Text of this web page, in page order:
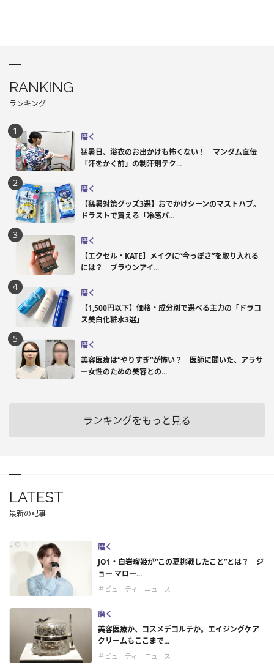
RANKING
ランキング
磨く
猛暑日、浴衣のお出かけも怖くない！ マンダム直伝
「汗をかく前」の制汗剤テク...
磨く
【猛暑対策グッズ3選】おでかけシーンのマストハブ。
ドラストで買える「冷感パ...
磨く
【エクセル・KATE】メイクに“今っぽさ”を取り入れる
には？ ブラウンアイ...
磨く
【1,500円以下】価格・成分別で選べる主力の「ドラコ
ス美白化粧水3選」
磨く
美容医療は“やりすぎ”が怖い？ 医師に聞いた、アラサ
ー女性のための美容との...
ランキングをもっと見る
LATEST
最新の記事
磨く
JO1・白岩瑠姫が“この夏挑戦したこと”とは？ ジ
ョー マロー...
＃ビューティーニュース
磨く
美容医療か、コスメデコルテか。エイジングケア
クリームもここまで...
＃ビューティーニュース